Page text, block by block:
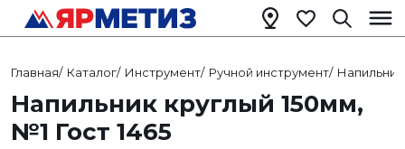
Главная/ Каталог/ Инструмент/ Ручной инструмент/
Напильник круглый 150мм,
№1 Гост 1465